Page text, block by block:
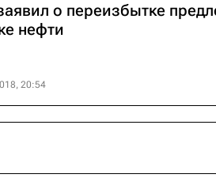
о переизбытке
нефти
20:54